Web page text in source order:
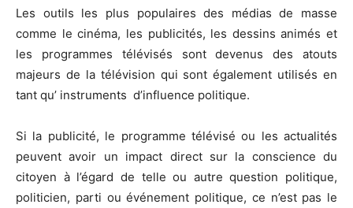
Les outils les plus populaires des médias de masse
comme le cinéma, les publicités, les dessins animés et
les programmes télévisés sont devenus des atouts
majeurs de la télévision qui sont également utilisés en
tant qu’ instruments d’influence politique.
Si la publicité, le programme télévisé ou les actualités
peuvent avoir un impact direct sur la conscience du
citoyen à l’égard de telle ou autre question politique,
politicien, parti ou événement politique, ce n’est pas le